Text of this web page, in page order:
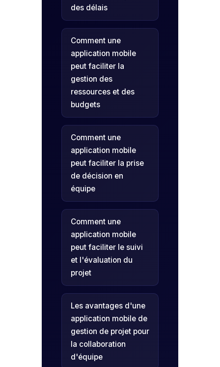
des délais
Comment une
application mobile
peut faciliter la
gestion des
ressources et des
budgets
Comment une
application mobile
peut faciliter la prise
de décision en
équipe
Comment une
application mobile
peut faciliter le suivi
et l'évaluation du
projet
Les avantages d'une
application mobile de
gestion de projet pour
la collaboration
d'équipe